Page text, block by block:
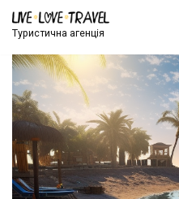
Перейти
к
содержимому
Туристична агенція